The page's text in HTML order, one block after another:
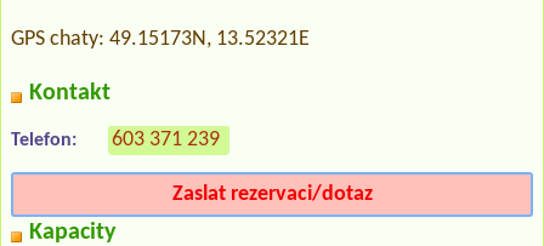
GPS chaty: 49.15173N, 13.52321E
Kontakt
Telefon: 603 371 239
Zaslat rezervaci/dotaz
Kapacity